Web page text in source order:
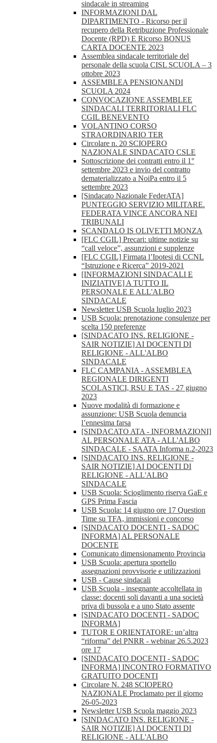
sindacale in streaming
INFORMAZIONI DAL
DIPARTIMENTO - Ricorso per il
recupero della Retribuzione Professionale
Docente (RPD) E Ricorso BONUS
CARTA DOCENTE 2023
Assemblea sindacale territoriale del
personale della scuola CISL SCUOLA – 3
ottobre 2023
ASSEMBLEA PENSIONANDI
SCUOLA 2024
CONVOCAZIONE ASSEMBLEE
SINDACALI TERRITORIALI FLC
CGIL BENEVENTO
VOLANTINO CORSO
STRAORDINARIO TER
Circolare n. 20 SCIOPERO
NAZIONALE SINDACATO CSLE
Sottoscrizione dei contratti entro il 1°
settembre 2023 e invio del contratto
dematerializzato a NoiPa entro il 5
settembre 2023
[Sindacato Nazionale FederATA]
PUNTEGGIO SERVIZIO MILITARE.
FEDERATA VINCE ANCORA NEI
TRIBUNALI
SCANDALO IS OLIVETTI MONZA
[FLC CGIL] Precari: ultime notizie su
“call veloce”, assunzioni e supplenze
[FLC CGIL] Firmata l’Ipotesi di CCNL
“Istruzione e Ricerca” 2019-2021
[INFORMAZIONI SINDACALI E
INIZIATIVE] A TUTTO IL
PERSONALE E ALL'ALBO
SINDACALE
Newsletter USB Scuola luglio 2023
USB Scuola: prenotazione consulenze per
scelta 150 preferenze
[SINDACATO INS. RELIGIONE -
SAIR NOTIZIE] AI DOCENTI DI
RELIGIONE - ALL'ALBO
SINDACALE
FLC CAMPANIA - ASSEMBLEA
REGIONALE DIRIGENTI
SCOLASTICI, RSU E TAS - 27 giugno
2023
Nuove modalità di formazione e
assunzione: USB Scuola denuncia
l’ennesima farsa
[SINDACATO ATA - INFORMAZIONI]
AL PERSONALE ATA - ALL'ALBO
SINDACALE - SAATA Informa n.2-2023
[SINDACATO INS. RELIGIONE -
SAIR NOTIZIE] AI DOCENTI DI
RELIGIONE - ALL'ALBO
SINDACALE
USB Scuola: Scioglimento riserva GaE e
GPS Prima Fascia
USB Scuola: 14 giugno ore 17 Question
Time su TFA, immissioni e concorso
[SINDACATO DOCENTI - SADOC
INFORMA] AL PERSONALE
DOCENTE
Comunicato dimensionamento Provincia
USB Scuola: apertura sportello
assegnazioni provvisorie e utilizzazioni
USB - Cause sindacali
USB Scuola - insegnante accoltellata in
classe: docenti soli davanti a una società
priva di bussola e a uno Stato assente
[SINDACATO DOCENTI - SADOC
INFORMA]
TUTOR E ORIENTATORE: un’altra
“riforma” del PNRR - webinar 26.5.2023
ore 17
[SINDACATO DOCENTI - SADOC
INFORMA] INCONTRO FORMATIVO
GRATUITO DOCENTI
Circolare N. 248 SCIOPERO
NAZIONALE Proclamato per il giorno
26-05-2023
Newsletter USB Scuola maggio 2023
[SINDACATO INS. RELIGIONE -
SAIR NOTIZIE] AI DOCENTI DI
RELIGIONE - ALL'ALBO